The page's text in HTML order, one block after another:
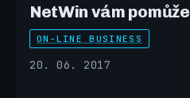
NetWin vám pomůže
ON-LINE BUSINESS
20. 06. 2017